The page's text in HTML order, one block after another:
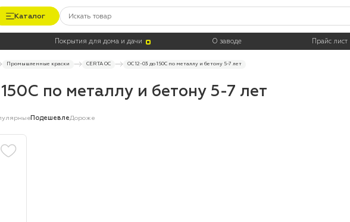
Каталог
Покрытия для дома и дачи О заводе Прайс лист
Промышленные краски CERTA ОС ОС 12-03 до 150С по металлу и бетону 5-7 лет
по металлу и бетону 5-7 лет
Тара
ПодешевлеДороже